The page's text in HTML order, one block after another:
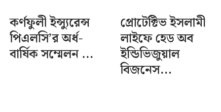
কর্ণফুলী ইন্স্যুরেন্স
পিএলসি’র অর্ধ-
বার্ষিক সম্মেলন ...
প্রোটেক্টিভ ইসলামী
লাইফে হেড অব
ইন্ডিভিজুয়াল
বিজনেস...